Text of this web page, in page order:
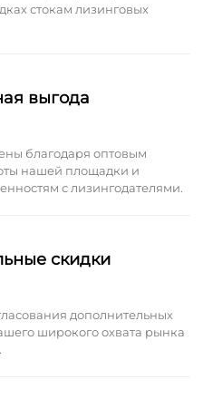
стокам лизинговых
выгода
благодаря оптовым
нашей площадки и
с лизингодателями.
скидки
дополнительных
широкого охвата рынка